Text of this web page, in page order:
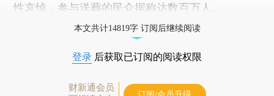
性哀悼，参与送葬的民众据称达数百万人。
本文共计14819字 订阅后继续阅读
登录 后获取已订阅的阅读权限
财新通会员